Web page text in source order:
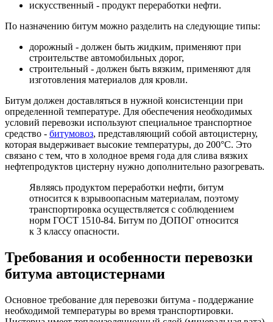
искусственный - продукт переработки нефти.
По назначению битум можно разделить на следующие типы:
дорожный - должен быть жидким, применяют при
строительстве автомобильных дорог,
строительный - должен быть вязким, применяют для
изготовления материалов для кровли.
Битум должен доставляться в нужной консистенции при
определенной температуре. Для обеспечения необходимых
условий перевозки используют специальное транспортное
средство - битумовоз, представляющий собой автоцистерну,
которая выдерживает высокие температуры, до 200°C. Это
связано с тем, что в холодное время года для слива вязких
нефтепродуктов цистерну нужно дополнительно разогревать.
Являясь продуктом переработки нефти, битум
относится к взрывоопасным материалам, поэтому
транспортировка осуществляется с соблюдением
норм ГОСТ 1510-84. Битум по ДОПОГ относится
к 3 классу опасности.
Требования и особенности перевозки
битума автоцистернами
Основное требование для перевозки битума - поддержание
необходимой температуры во время транспортировки.